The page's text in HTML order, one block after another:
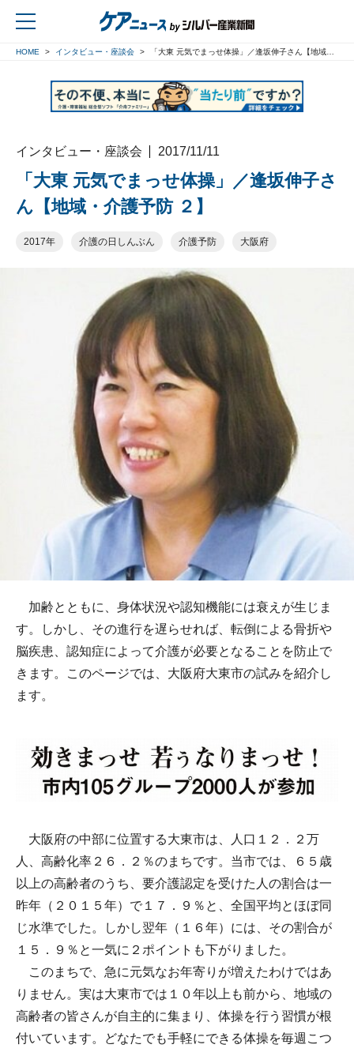
HOME インタビュー・座談会 「大東 元気でまっせ体操」／逢坂伸子さん【地域・介護予防 ２】
インタビュー・座談会 2017/11/11
「大東 元気でまっせ体操」／逢坂伸子さ
ん【地域・介護予防 ２】
2017年 介護の日しんぶん 介護予防 大阪府
加齢とともに、身体状況や認知機能には衰えが生じま
す。しかし、その進行を遅らせれば、転倒による骨折や
脳疾患、認知症によって介護が必要となることを防止で
きます。このページでは、大阪府大東市の試みを紹介し
ます。
大阪府の中部に位置する大東市は、人口１２．２万
人、高齢化率２６．２％のまちです。当市では、６５歳
以上の高齢者のうち、要介護認定を受けた人の割合は一
昨年（２０１５年）で１７．９％と、全国平均とほぼ同
じ水準でした。しかし翌年（１６年）には、その割合が
１５．９％と一気に２ポイントも下がりました。
このまちで、急に元気なお年寄りが増えたわけではあ
りません。実は大東市では１０年以上も前から、地域の
高齢者の皆さんが自主的に集まり、体操を行う習慣が根
付いています。どなたでも手軽にできる体操を毎週こつ